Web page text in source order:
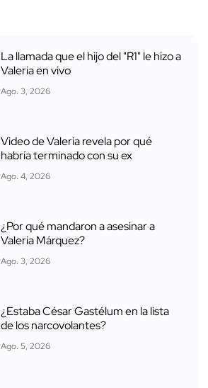
La llamada que el hijo del "R1" le hizo a
Valeria en vivo
Ago. 3, 2026
Video de Valeria revela por qué
habría terminado con su ex
Ago. 4, 2026
¿Por qué mandaron a asesinar a
Valeria Márquez?
Ago. 3, 2026
¿Estaba César Gastélum en la lista
de los narcovolantes?
Ago. 5, 2026